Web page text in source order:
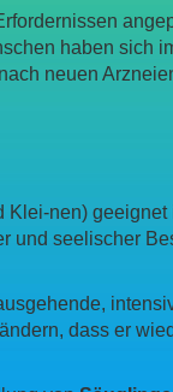
haben sich
neuen
Klei-nen) geeignet
und seelischer
dass er